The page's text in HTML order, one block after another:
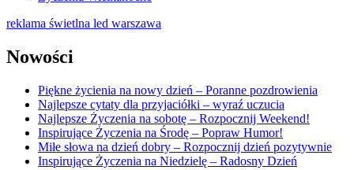
reklama świetlna led warszawa
Nowości
Piękne życienia na nowy dzień – Poranne pozdrowienia
Najlepsze cytaty dla przyjaciółki – wyraź uczucia
Najlepsze Życzenia na sobotę – Rozpocznij Weekend!
Inspirujące Życzenia na Środę – Popraw Humor!
Miłe słowa na dzień dobry – Rozpocznij dzień pozytywnie
Inspirujące Życzenia na Niedzielę – Radosny Dzień